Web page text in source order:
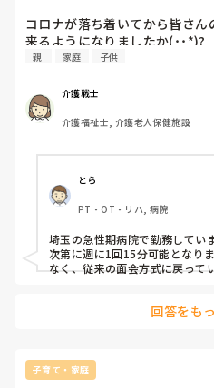
コロナが落ち着いてから皆さ
来るようになりましたか(˙˙*)?
親 家庭 子供
介護戦士
介護福祉士, 介護老人保健施設
とら
PT・OT・リハ, 病院
埼玉の急性期病院で勤務してい
次第に週に1回15分可能となり
なく、従来の面会方式に戻って
回答をも
子育て・家庭